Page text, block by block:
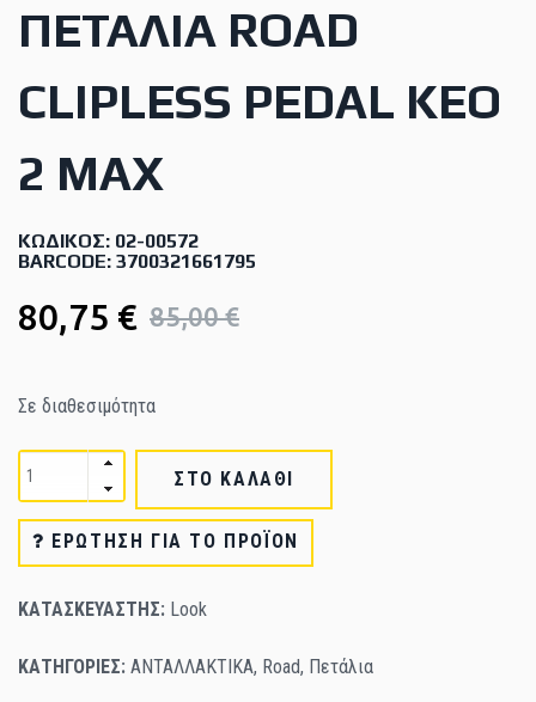
ΠΕΤΆΛΙΑ ROAD
CLIPLESS PEDAL KEO
2 MAX
ΚΩΔΙΚΌΣ: 02-00572
BARCODE: 3700321661795
80,75 € 85,00 €
Σε διαθεσιμότητα
ΣΤΟ ΚΑΛΑΘΙ
ΕΡΏΤΗΣΗ ΓΙΑ ΤΟ ΠΡΟΪΌΝ
ΚΑΤΑΣΚΕΥΑΣΤΗΣ: Look
ΚΑΤΗΓΟΡΙΕΣ: ΑΝΤΑΛΛΑΚΤΙΚΑ, Road, Πετάλια